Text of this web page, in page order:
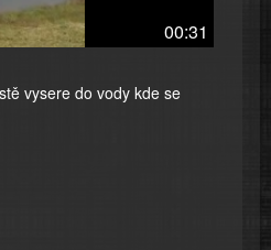
00:31
vysere do vody kde se